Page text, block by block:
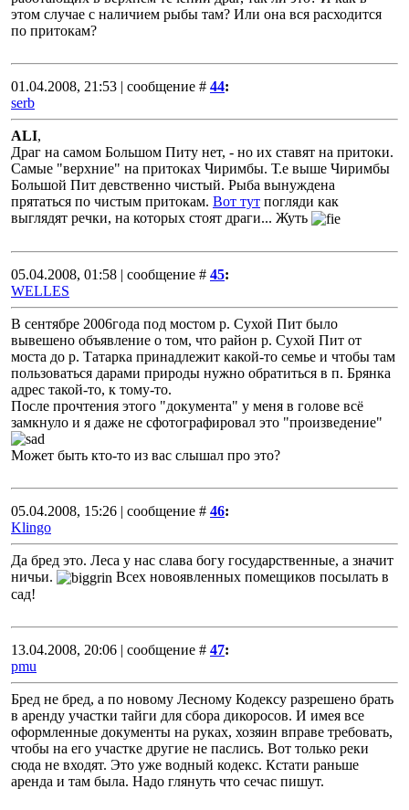
этом случае с наличием рыбы там? Или она вся расходится
по притокам?
01.04.2008, 21:53 | сообщение # 44:
serb
ALI,
Драг на самом Большом Питу нет, - но их ставят на притоки.
Самые "верхние" на притоках Чиримбы. Т.е выше Чиримбы
Большой Пит девственно чистый. Рыба вынуждена
прятаться по чистым притокам. Вот тут погляди как
выглядят речки, на которых стоят драги... Жуть
05.04.2008, 01:58 | сообщение # 45:
WELLES
В сентябре 2006года под мостом р. Сухой Пит было
вывешено объявление о том, что район р. Сухой Пит от
моста до р. Татарка принадлежит какой-то семье и чтобы там
пользоваться дарами природы нужно обратиться в п. Брянка
адрес такой-то, к тому-то.
После прочтения этого "документа" у меня в голове всё
замкнуло и я даже не сфотографировал это "произведение"
Может быть кто-то из вас слышал про это?
05.04.2008, 15:26 | сообщение # 46:
Klingo
Да бред это. Леса у нас слава богу государственные, а значит
ничьи.
Всех новоявленных помещиков посылать в
сад!
13.04.2008, 20:06 | сообщение # 47:
pmu
Бред не бред, а по новому Лесному Кодексу разрешено брать
в аренду участки тайги для сбора дикоросов. И имея все
оформленные документы на руках, хозяин вправе требовать,
чтобы на его участке другие не паслись. Вот только реки
сюда не входят. Это уже водный кодекс. Кстати раньше
аренда и там была. Надо глянуть что сечас пишут.